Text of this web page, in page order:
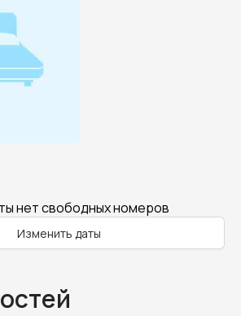
нет свободных номеров
Изменить даты